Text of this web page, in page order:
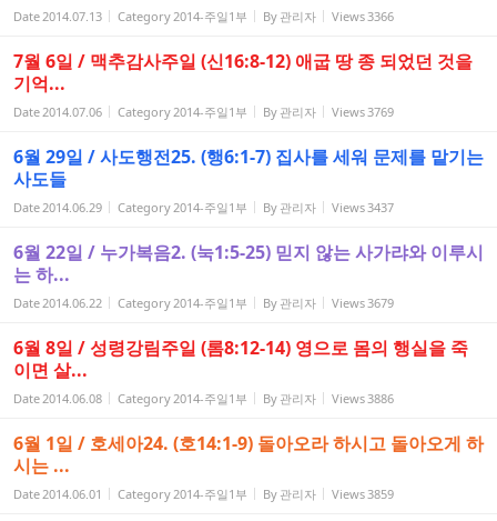
Date2014.07.13 Category2014-주일1부 By 관리자 Views3366
7월 6일 / 맥추감사주일 (신16:8-12) 애굽 땅 종 되었던 것을
기억...
Date2014.07.06 Category2014-주일1부 By 관리자 Views3769
6월 29일 / 사도행전25. (행6:1-7) 집사를 세워 문제를 맡기는
사도들
Date2014.06.29 Category2014-주일1부 By 관리자 Views3437
6월 22일 / 누가복음2. (눅1:5-25) 믿지 않는 사가랴와 이루시
는 하...
Date2014.06.22 Category2014-주일1부 By 관리자 Views3679
6월 8일 / 성령강림주일 (롬8:12-14) 영으로 몸의 행실을 죽
이면 살...
Date2014.06.08 Category2014-주일1부 By 관리자 Views3886
6월 1일 / 호세아24. (호14:1-9) 돌아오라 하시고 돌아오게 하
시는 ...
Date2014.06.01 Category2014-주일1부 By 관리자 Views3859